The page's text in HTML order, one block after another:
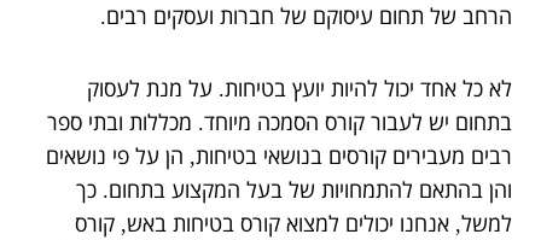
הרחב של תחום עיסוקם של חברות ועסקים רבים.
לא כל אחד יכול להיות יועץ בטיחות. על מנת לעסוק
בתחום יש לעבור קורס הסמכה מיוחד. מכללות ובתי ספר
רבים מעבירים קורסים בנושאי בטיחות, הן על פי נושאים
והן בהתאם להתמחויות של בעל המקצוע בתחום. כך
למשל, אנחנו יכולים למצוא קורס בטיחות באש, קורס